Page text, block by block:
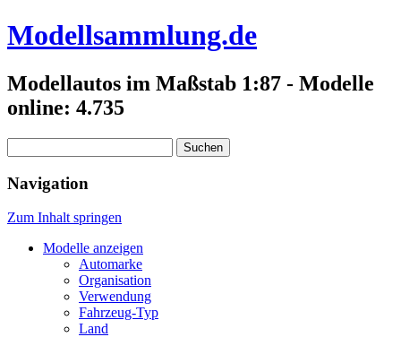
Modellsammlung.de
Modellautos im Maßstab 1:87 - Modelle
online: 4.735
nach:
Navigation
Zum Inhalt springen
Modelle anzeigen
Automarke
Organisation
Verwendung
Fahrzeug-Typ
Land